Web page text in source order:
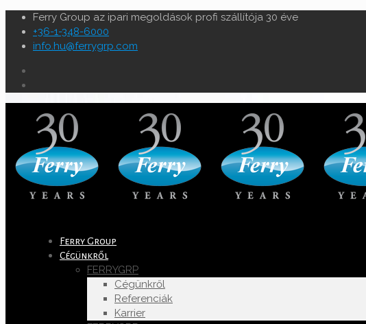
Ferry Group az ipari megoldások profi szállítója 30 éve
+36-1-348-6000
info.hu@ferrygrp.com
Ferry Group
Cégünkről
FERRYGRP
Cégünkről
Referenciák
Karrier